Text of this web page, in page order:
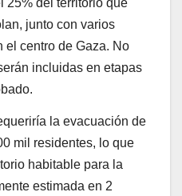
, junto con varios
el centro de Gaza. No
incluidas en etapas
la evacuación de
mil residentes, lo que
habitable para la
estimada en 2